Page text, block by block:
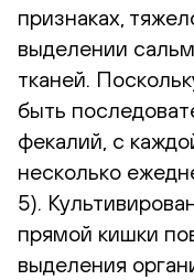
признаках,
выделении
тканей.
быть
фекалий, с
несколько
5).
прямой кишки
выделения